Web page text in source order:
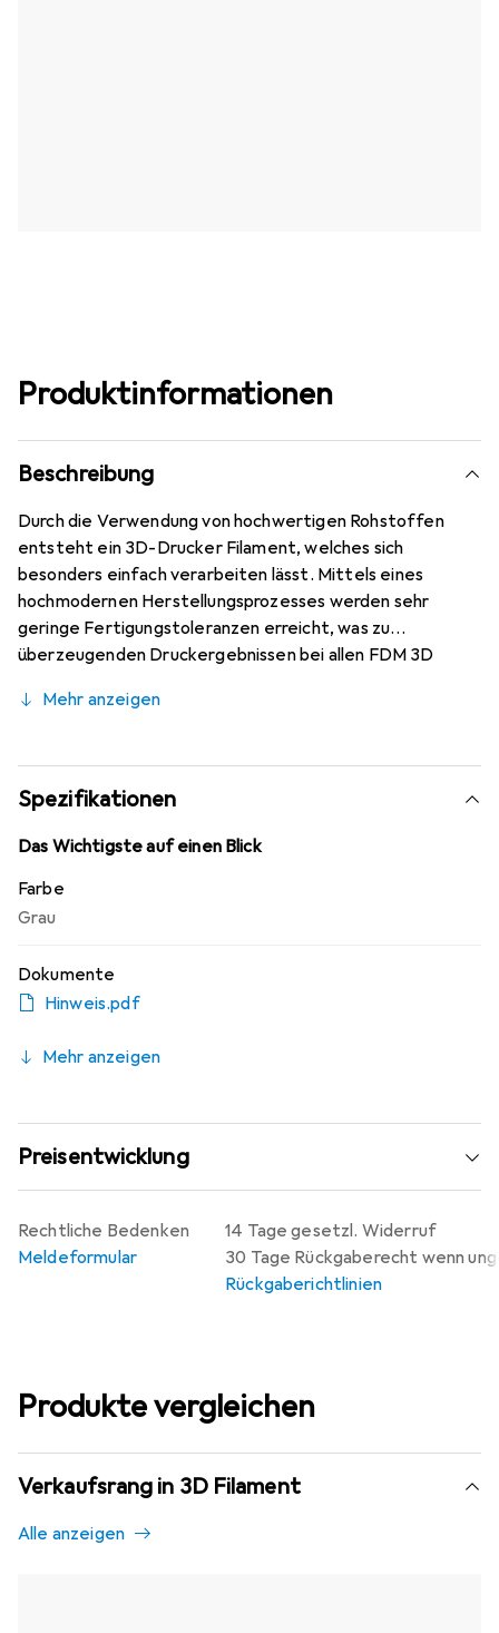
Produktinformationen
Beschreibung
Durch die Verwendung von hochwertigen Rohstoffen
entsteht ein 3D-Drucker Filament, welches sich
besonders einfach verarbeiten lässt. Mittels eines
hochmodernen Herstellungsprozesses werden sehr
geringe Fertigungstoleranzen erreicht, was zu
überzeugenden Druckergebnissen bei allen FDM 3D
Beutel verschweisst.
Mehr anzeigen
Spezifikationen
Das Wichtigste auf einen Blick
Farbe
Grau
Dokumente
Hinweis.pdf
Mehr anzeigen
Preisentwicklung
14 Tage gesetzl. Widerruf
30 Tage Rückgaberecht wenn
Rückgaberichtlinien
Rechtliche Bedenken
Meldeformular
Produkte vergleichen
Verkaufsrang in 3D Filament
Alle anzeigen